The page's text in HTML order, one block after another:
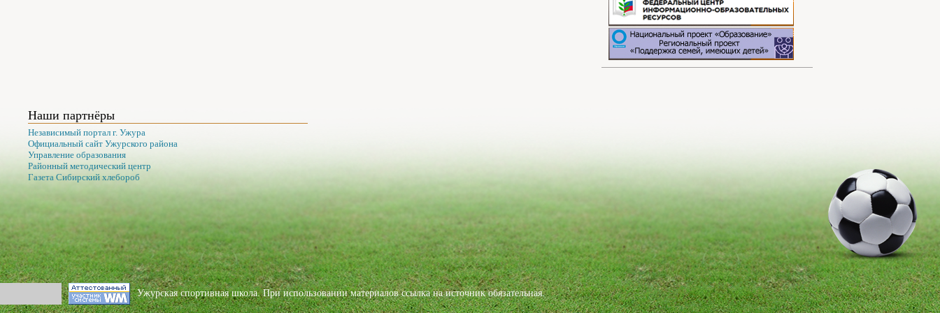
Наши партнёры
Независимый портал г. Ужура
Официальный сайт Ужурского района
Управление образования
Районный методический центр
Газета Сибирский хлебороб
Ужурская спортивная школа. При использовании материалов ссылка на источник обязательная.